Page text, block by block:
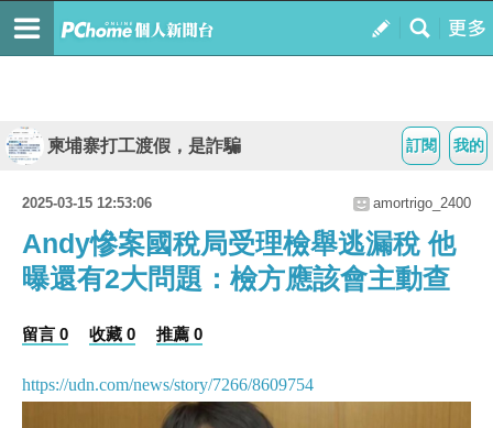
我的
訂閱
柬埔寨打工渡假，是詐騙
2025-03-15 12:53:06 amortrigo_2400
Andy慘案國稅局受理檢舉逃漏稅 他
曝還有2大問題：檢方應該會主動查
留言 0 收藏 0 推薦 0
https://udn.com/news/story/7266/8609754